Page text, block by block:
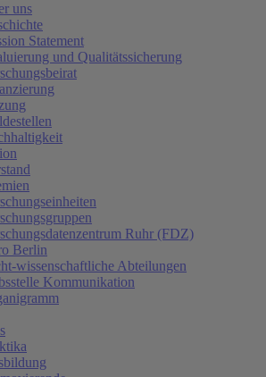
uns
Statement
und Qualitätssicherung
Ruhr (FDZ)
Berlin
wissenschaftliche Abteilungen
Kommunikation